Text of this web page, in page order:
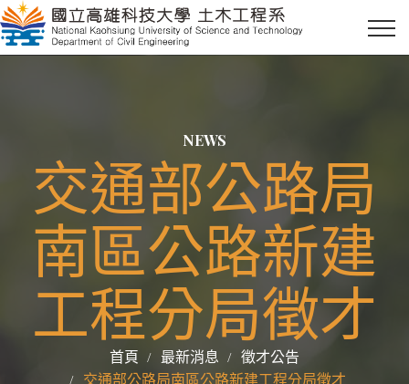
NEWS
交通部公路局
南區公路新建
工程分局徵才
首頁 最新消息
徵才公告
交通部公路局南區公路新建工程分局徵才